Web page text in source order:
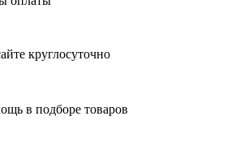
круглосуточно
в подборе товаров